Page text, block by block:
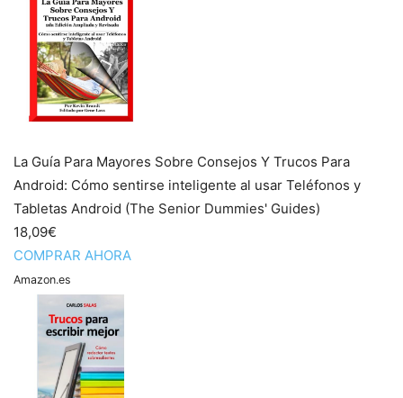
La Guía Para Mayores Sobre Consejos Y Trucos Para
Android: Cómo sentirse inteligente al usar Teléfonos y
Tabletas Android (The Senior Dummies' Guides)
18,09€
COMPRAR AHORA
Amazon.es